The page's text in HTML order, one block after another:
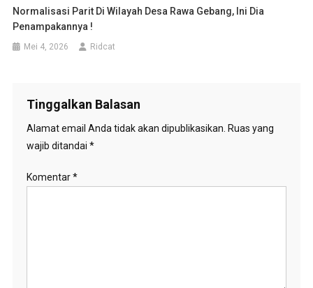
Normalisasi Parit Di Wilayah Desa Rawa Gebang, Ini Dia
Penampakannya !
Mei 4, 2026 Ridcat
Tinggalkan Balasan
Alamat email Anda tidak akan dipublikasikan. Ruas yang
wajib ditandai *
Komentar*